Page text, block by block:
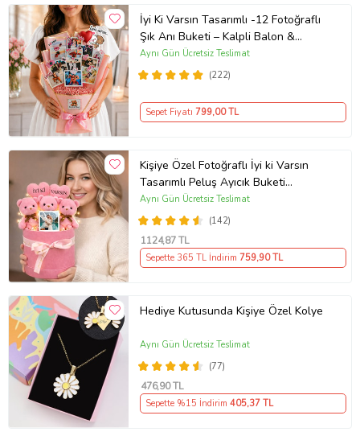
İyi Ki Varsın Tasarımlı -12 Fotoğraflı
Şık Anı Buketi – Kalpli Balon &
Çubuk Stickerlı - Kişiye Özel Çiçek
Buketi Sevgiliye -Arkadaşa- Yeni
(222)
Aynı Gün Ücretsiz Teslimat
Sepet Fiyatı 799,00 TL
Kişiye Özel Fotoğraflı İyi ki Varsın
Tasarımlı Peluş Ayıcık Buketi
(Pembe)
(142)
Aynı Gün Ücretsiz Teslimat
1124,87 TL
Sepette 365 TL İndirim 759,90 TL
Hediye Kutusunda Kişiye Özel Kolye
(77)
Aynı Gün Ücretsiz Teslimat
476,90 TL
Sepette %15 İndirim 405,37 TL